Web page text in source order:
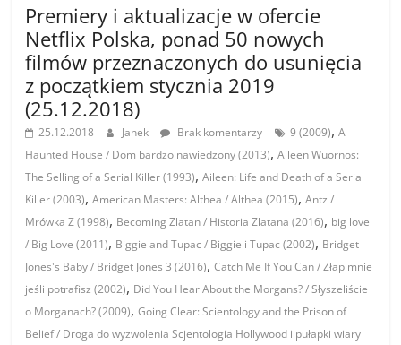
Premiery i aktualizacje w ofercie
Netflix Polska, ponad 50 nowych
filmów przeznaczonych do usunięcia
z początkiem stycznia 2019
(25.12.2018)
25.12.2018 Janek Brak komentarzy 9 (2009),A
Haunted House / Dom bardzo nawiedzony (2013),Aileen Wuornos:
The Selling of a Serial Killer (1993),Aileen: Life and Death of a Serial
Killer (2003),American Masters: Althea / Althea (2015),Antz /
Mrówka Z (1998), Becoming Zlatan / Historia Zlatana (2016), big love
/ Big Love (2011), Biggie and Tupac / Biggie i Tupac (2002), Bridget
Jones's Baby / Bridget Jones 3 (2016),Catch Me If You Can / Złap mnie
jeśli potrafisz (2002), Did You Hear About the Morgans? / Słyszeliście
o Morganach? (2009),Going Clear: Scientology and the Prison of
Belief / Droga do wyzwolenia Scjentologia Hollywood i pułapki wiary